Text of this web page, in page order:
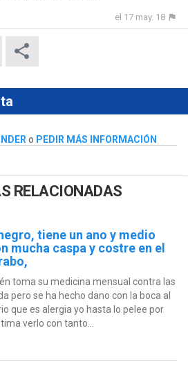
el 17 may. 18
o PEDIR MÁS INFORMACIÓN
RELACIONADAS
tiene un ano y medio
mucha caspa y costre en el
toma su medicina mensual contra las
pero se ha hecho dano con la boca al
que es alergia yo hasta lo pelee por
verlo con tanto...